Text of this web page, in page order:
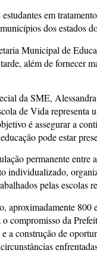
em
dos estados
Municipal de
além de fornecer
da SME,
de Vida representa
é assegurar a
pode estar
permanente
individualizado,
pelas escolas
aproximadamente
compromisso da
a construção de